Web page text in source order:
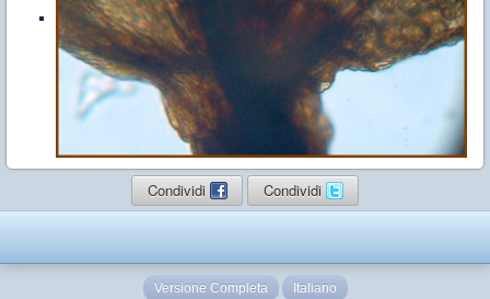
Condividi Condividi
Versione Completa Italiano